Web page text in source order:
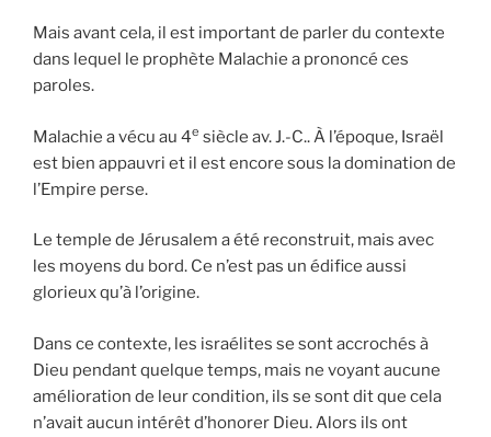
Mais avant cela, il est important de parler du contexte
dans lequel le prophète Malachie a prononcé ces
paroles.
Malachie a vécu au 4e siècle av. J.-C.. À l’époque, Israël
est bien appauvri et il est encore sous la domination de
l’Empire perse.
Le temple de Jérusalem a été reconstruit, mais avec
les moyens du bord. Ce n’est pas un édifice aussi
glorieux qu’à l’origine.
Dans ce contexte, les israélites se sont accrochés à
Dieu pendant quelque temps, mais ne voyant aucune
amélioration de leur condition, ils se sont dit que cela
n’avait aucun intérêt d’honorer Dieu. Alors ils ont